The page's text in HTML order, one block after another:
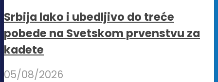
Srbija lako i ubedljivo do treće
pobede na Svetskom prvenstvu za
kadete
05/08/2026